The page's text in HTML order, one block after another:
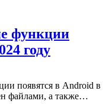
функции
году
появятся в Android в
файлами, а также…